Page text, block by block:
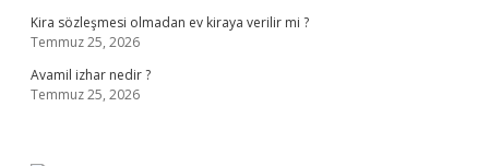
Kira sözleşmesi olmadan ev kiraya verilir mi ?
Temmuz 25, 2026
Avamil izhar nedir ?
Temmuz 25, 2026